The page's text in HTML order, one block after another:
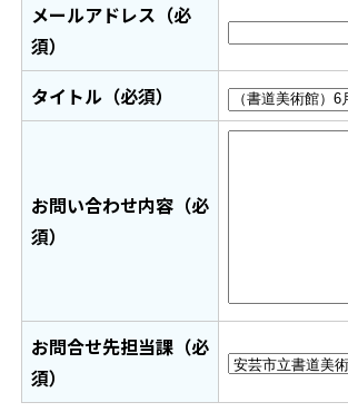
メールアドレス（必
須）
タイトル（必須）
お問い合わせ内容（必
須）
お問合せ先担当課（必
須）